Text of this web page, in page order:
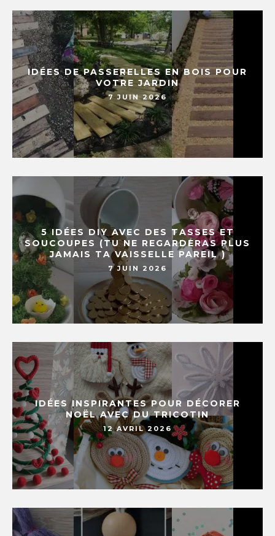
IDÉES DE PASSERELLES EN BOIS POUR
VOTRE JARDIN
7 JUIN 2026
5 IDÉES DIY AVEC DES TASSES ET
SOUCOUPES (TU NE REGARDERAS PLUS
JAMAIS TA VAISSELLE PAREIL )
7 JUIN 2026
IDÉES INSPIRANTES POUR DÉCORER
NOËL AVEC DU TRICOTIN
12 AVRIL 2026